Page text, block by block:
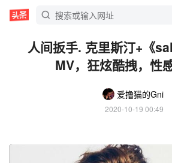
人间扳手. 克里斯汀+《
MV，狂炫酷拽，性
爱撸猫的Gni
2020-10-19 00:49